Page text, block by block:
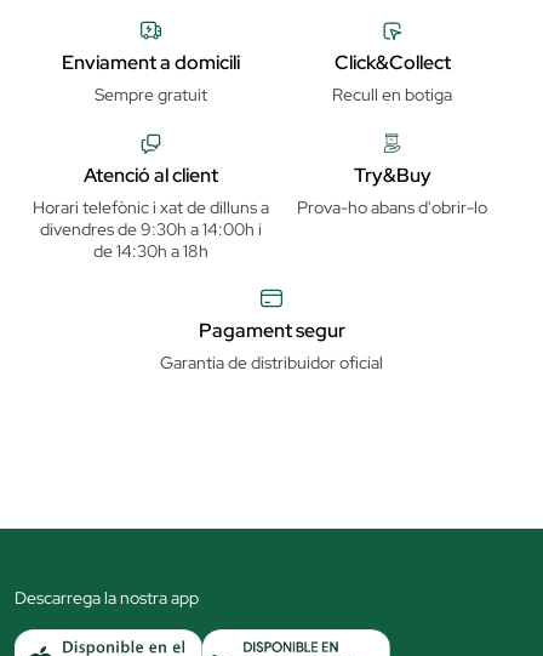
Enviament a domicili
Sempre gratuit
Click&Collect
Recull en botiga
Atenció al client
Horari telefònic i xat de dilluns a
divendres de 9:30h a 14:00h i
de 14:30h a 18h
Try&Buy
Prova-ho abans d'obrir-lo
Pagament segur
Garantia de distribuidor oficial
Descarrega la nostra app